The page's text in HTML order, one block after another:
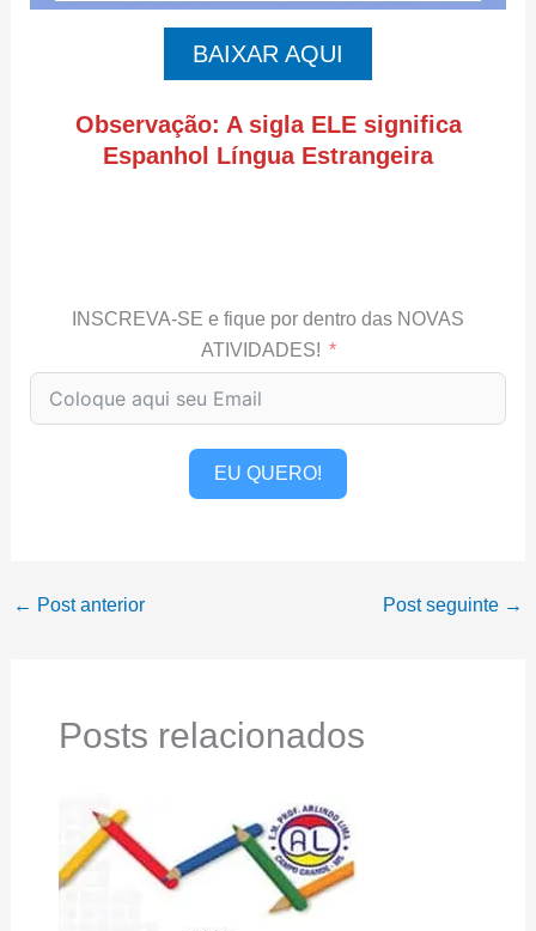
BAIXAR AQUI
Observação: A sigla ELE significa
Espanhol Língua Estrangeira
INSCREVA-SE e fique por dentro das NOVAS
ATIVIDADES!
EU QUERO!
← Post anterior Post seguinte →
Posts relacionados